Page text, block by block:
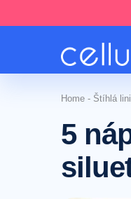
Home - Štíhlá
5